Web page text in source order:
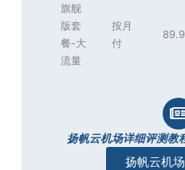
旗舰
版套
餐-大
流量
按月
付
扬帆云机场详细评测教
扬帆云机